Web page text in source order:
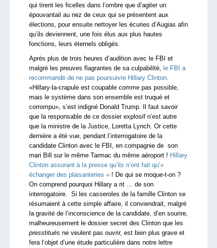
qui tirent les ficelles dans l’ombre que d’agiter un
épouvantail au nez de ceux qui se présentent aux
élections, pour ensuite nettoyer les écuries d’Augias afin
qu’ils deviennent, une fois élus aux plus hautes
fonctions, leurs éternels obligés.
Après plus de trois heures d’audition avec le FBI et
malgré les preuves flagrantes de sa culpabilité, le FBI a
recommandé de ne pas poursuivre Hillary Clinton.
«Hillary-la-crapule est coupable comme pas possible,
mais le système dans son ensemble est truqué et
corrompu», s’est indigné Donald Trump. Il faut savoir
que la responsable de ce dossier explosif n’est autre
que la ministre de la Justice, Loretta Lynch. Or cette
dernière a été vue, pendant l’interrogatoire de la
candidate Clinton avec le FBI, en compagnie de son
mari Bill sur le même Tarmac du même aéroport ! Hillary
Clinton assurant à la presse qu’ils n’ont fait qu’«
échanger des plaisanteries » ! De qui se moque-t-on ?
On comprend pourquoi Hillary a rit … de son
interrogatoire. Si les casseroles de la famille Clinton se
résumaient à cette simple affaire, il conviendrait, malgré
la gravité de l’inconscience de la candidate, d’en sourire,
malheureusement le dossier secret des Clinton que les
presstitués ne veulent pas ouvrir, est bien plus grave et
fera l’objet d’une étude particulière dans notre lettre